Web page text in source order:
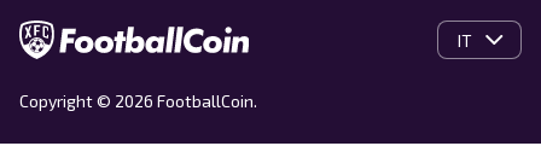
IT
Copyright © 2026 FootballCoin.